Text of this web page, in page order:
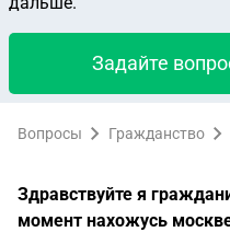
Задайте
Вопросы Гражданство
Здравствуйте я
момент нахожусь